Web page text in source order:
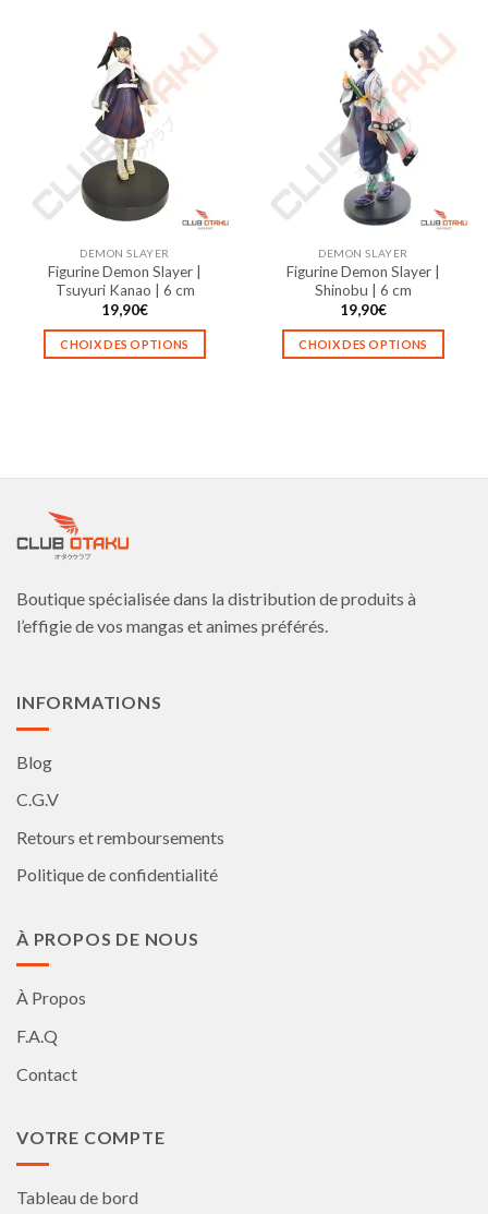
plusieurs
variations.
Les
options
peuvent
être
choisies
sur
page
du
produit
a
plusieurs
variations.
Les
options
peuvent
être
choisies
sur
page
du
produit
DEMON SLAYER
Figurine Demon Slayer |
Tsuyuri Kanao | 6 cm
19,90€
CHOIX DES OPTIONS
Les
être
sur
la
DEMON SLAYER
Figurine Demon Slayer |
Shinobu | 6 cm
19,90€
CHOIX DES OPTIONS
Les
sur
Boutique spécialisée dans la distribution de produits à
l’effigie de vos mangas et animes préférés.
INFORMATIONS
Blog
C.G.V
Retours et remboursements
Politique de confidentialité
À PROPOS DE NOUS
À Propos
F.A.Q
Contact
VOTRE COMPTE
Tableau de bord